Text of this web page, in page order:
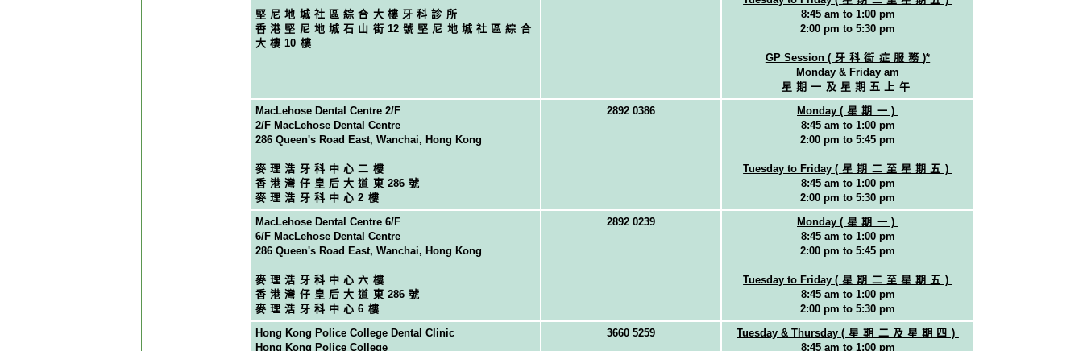
堅尼地城社區綜合大樓牙科診所
香港堅尼地城石山街 12號堅尼地城社區綜合
大樓10樓
8:45 am to 1:00 pm
2:00 pm to 5:30 pm
GP Session (牙科街症服務)*
Monday & Friday am
星期一及星期五上午
MacLehose Dental Centre 2/F
2/F MacLehose Dental Centre
286 Queen's Road East, Wanchai, Hong Kong
麥理浩牙科中心二樓
香港灣仔皇后大道東 286號
麥理浩牙科中心2樓
2892 0386 Monday (星期一)
8:45 am to 1:00 pm
2:00 pm to 5:45 pm
Tuesday to Friday(星期二至星期五)
8:45 am to 1:00 pm
2:00 pm to 5:30 pm
MacLehose Dental Centre 6/F
6/F MacLehose Dental Centre
286 Queen's Road East, Wanchai, Hong Kong
麥理浩牙科中心六樓
香港灣仔皇后大道東 286號
麥理浩牙科中心6樓
2892 0239 Monday (星期一)
8:45 am to 1:00 pm
2:00 pm to 5:45 pm
Tuesday to Friday(星期二至星期五)
8:45 am to 1:00 pm
2:00 pm to 5:30 pm
Hong Kong Police College Dental Clinic
Hong Kong Police College
3660 5259 Tuesday & Thursday(星期二及星期四)
8:45 am to 1:00 pm